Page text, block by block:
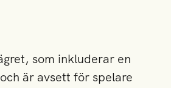
som inkluderar en
är avsett för spelare